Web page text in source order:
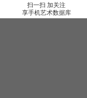
扫一扫 加关注
享手机艺术数据库